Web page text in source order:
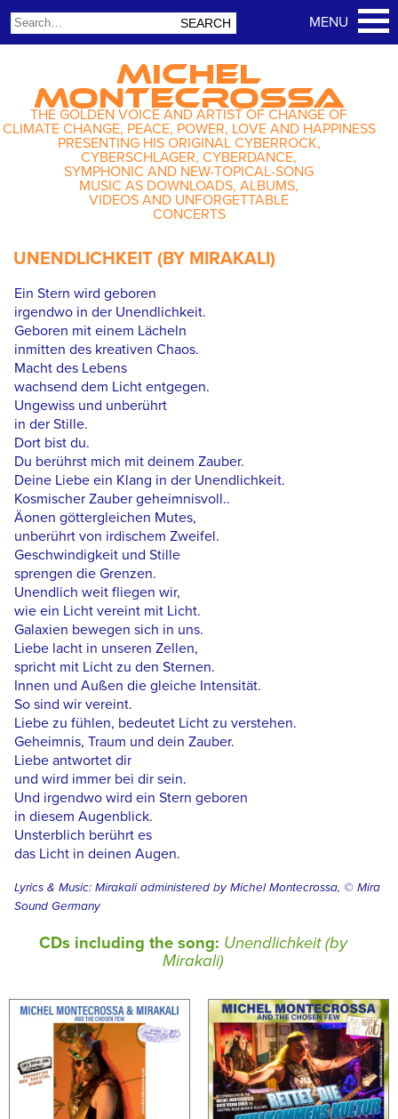
MICHEL
MONTECROSSA
THE GOLDEN VOICE AND ARTIST OF CHANGE OF
CLIMATE CHANGE, PEACE, POWER, LOVE AND HAPPINESS
PRESENTING HIS ORIGINAL CYBERROCK,
CYBERSCHLAGER, CYBERDANCE,
SYMPHONIC AND NEW-TOPICAL-SONG
MUSIC AS DOWNLOADS, ALBUMS,
VIDEOS AND UNFORGETTABLE
CONCERTS
UNENDLICHKEIT (BY MIRAKALI)
Ein Stern wird geboren
irgendwo in der Unendlichkeit.
Geboren mit einem Lächeln
inmitten des kreativen Chaos.
Macht des Lebens
wachsend dem Licht entgegen.
Ungewiss und unberührt
in der Stille.
Dort bist du.
Du berührst mich mit deinem Zauber.
Deine Liebe ein Klang in der Unendlichkeit.
Kosmischer Zauber geheimnisvoll..
Äonen göttergleichen Mutes,
unberührt von irdischem Zweifel.
Geschwindigkeit und Stille
sprengen die Grenzen.
Unendlich weit fliegen wir,
wie ein Licht vereint mit Licht.
Galaxien bewegen sich in uns.
Liebe lacht in unseren Zellen,
spricht mit Licht zu den Sternen.
Innen und Außen die gleiche Intensität.
So sind wir vereint.
Liebe zu fühlen, bedeutet Licht zu verstehen.
Geheimnis, Traum und dein Zauber.
Liebe antwortet dir
und wird immer bei dir sein.
Und irgendwo wird ein Stern geboren
in diesem Augenblick.
Unsterblich berührt es
das Licht in deinen Augen.
Lyrics & Music: Mirakali administered by Michel Montecrossa, © Mira
Sound Germany
CDs including the song: Unendlichkeit (by
Mirakali)